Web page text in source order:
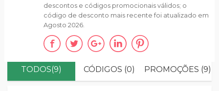
TODOS(9) CÓDIGOS (0) PROMOÇÕES (9)
descontos e códigos promocionais válidos; o
código de desconto mais recente foi atualizado em
Agosto 2026.